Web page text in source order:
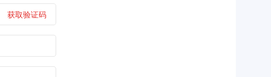
获取验证码